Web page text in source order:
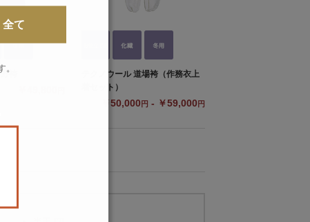
袴
テクノウール 道場袴（作務衣上
着セット）
￥50,000 円 - ￥59,000 円
全て